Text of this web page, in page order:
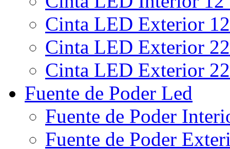
Cinta LED Exterior
Cinta LED Exterior
Cinta LED Exterior
Fuente de Poder Led
Fuente de Poder
Fuente de Poder